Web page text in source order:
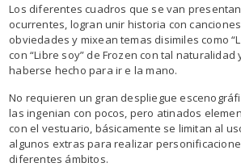
Los diferentes cuadros que se van
ocurrentes, logran unir historia con
obviedades y mixean temas disimiles como
con “Libre soy” de Frozen con tal
haberse hecho para ir e la mano.
No requieren un gran despliegue
las ingenian con pocos, pero atinados
con el vestuario, básicamente se limitan al
algunos extras para realizar
diferentes ámbitos.